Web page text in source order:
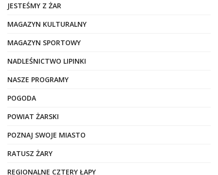
JESTEŚMY Z ŻAR
MAGAZYN KULTURALNY
MAGAZYN SPORTOWY
NADLEŚNICTWO LIPINKI
NASZE PROGRAMY
POGODA
POWIAT ŻARSKI
POZNAJ SWOJE MIASTO
RATUSZ ŻARY
REGIONALNE CZTERY ŁAPY